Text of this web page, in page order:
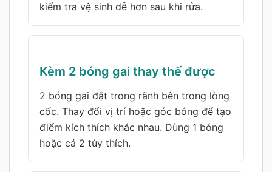
kiểm tra vệ sinh dễ hơn sau khi rửa.
Kèm 2 bóng gai thay thế được
2 bóng gai đặt trong rãnh bên trong lòng
cốc. Thay đổi vị trí hoặc góc bóng để tạo
điểm kích thích khác nhau. Dùng 1 bóng
hoặc cả 2 tùy thích.